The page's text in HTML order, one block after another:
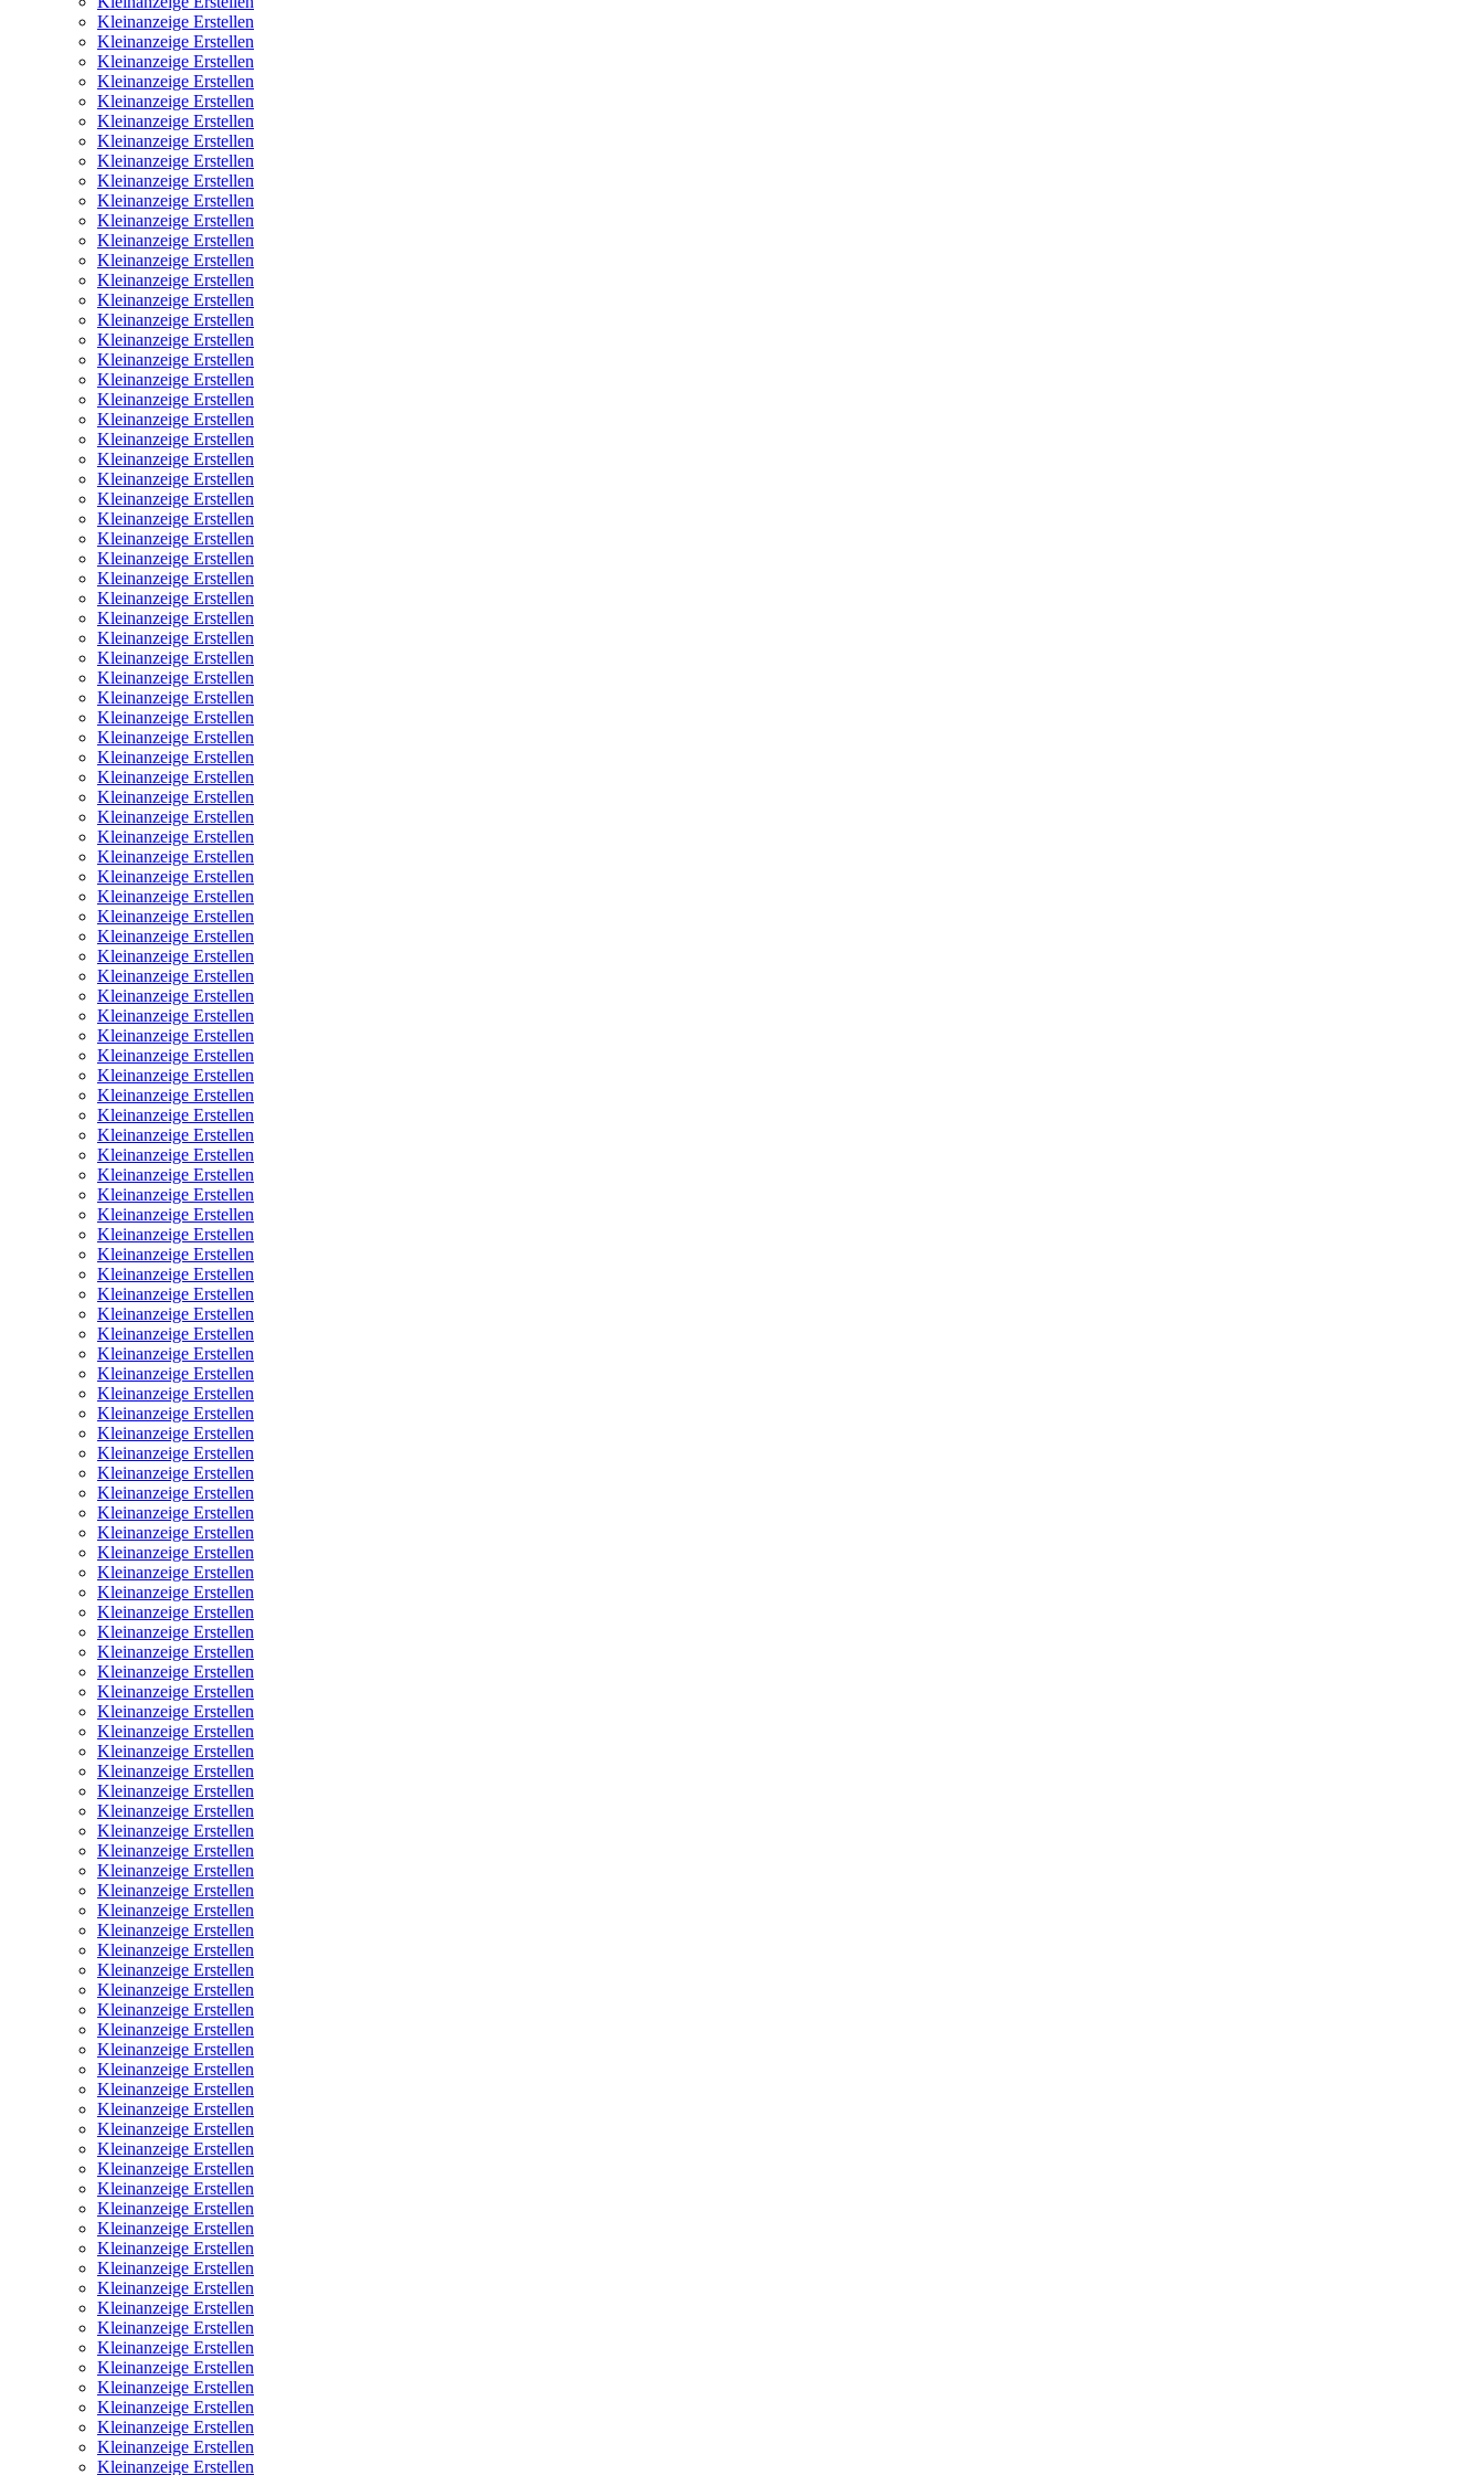
Kleinanzeige Erstellen
Kleinanzeige Erstellen
Kleinanzeige Erstellen
Kleinanzeige Erstellen
Kleinanzeige Erstellen
Kleinanzeige Erstellen
Kleinanzeige Erstellen
Kleinanzeige Erstellen
Kleinanzeige Erstellen
Kleinanzeige Erstellen
Kleinanzeige Erstellen
Kleinanzeige Erstellen
Kleinanzeige Erstellen
Kleinanzeige Erstellen
Kleinanzeige Erstellen
Kleinanzeige Erstellen
Kleinanzeige Erstellen
Kleinanzeige Erstellen
Kleinanzeige Erstellen
Kleinanzeige Erstellen
Kleinanzeige Erstellen
Kleinanzeige Erstellen
Kleinanzeige Erstellen
Kleinanzeige Erstellen
Kleinanzeige Erstellen
Kleinanzeige Erstellen
Kleinanzeige Erstellen
Kleinanzeige Erstellen
Kleinanzeige Erstellen
Kleinanzeige Erstellen
Kleinanzeige Erstellen
Kleinanzeige Erstellen
Kleinanzeige Erstellen
Kleinanzeige Erstellen
Kleinanzeige Erstellen
Kleinanzeige Erstellen
Kleinanzeige Erstellen
Kleinanzeige Erstellen
Kleinanzeige Erstellen
Kleinanzeige Erstellen
Kleinanzeige Erstellen
Kleinanzeige Erstellen
Kleinanzeige Erstellen
Kleinanzeige Erstellen
Kleinanzeige Erstellen
Kleinanzeige Erstellen
Kleinanzeige Erstellen
Kleinanzeige Erstellen
Kleinanzeige Erstellen
Kleinanzeige Erstellen
Kleinanzeige Erstellen
Kleinanzeige Erstellen
Kleinanzeige Erstellen
Kleinanzeige Erstellen
Kleinanzeige Erstellen
Kleinanzeige Erstellen
Kleinanzeige Erstellen
Kleinanzeige Erstellen
Kleinanzeige Erstellen
Kleinanzeige Erstellen
Kleinanzeige Erstellen
Kleinanzeige Erstellen
Kleinanzeige Erstellen
Kleinanzeige Erstellen
Kleinanzeige Erstellen
Kleinanzeige Erstellen
Kleinanzeige Erstellen
Kleinanzeige Erstellen
Kleinanzeige Erstellen
Kleinanzeige Erstellen
Kleinanzeige Erstellen
Kleinanzeige Erstellen
Kleinanzeige Erstellen
Kleinanzeige Erstellen
Kleinanzeige Erstellen
Kleinanzeige Erstellen
Kleinanzeige Erstellen
Kleinanzeige Erstellen
Kleinanzeige Erstellen
Kleinanzeige Erstellen
Kleinanzeige Erstellen
Kleinanzeige Erstellen
Kleinanzeige Erstellen
Kleinanzeige Erstellen
Kleinanzeige Erstellen
Kleinanzeige Erstellen
Kleinanzeige Erstellen
Kleinanzeige Erstellen
Kleinanzeige Erstellen
Kleinanzeige Erstellen
Kleinanzeige Erstellen
Kleinanzeige Erstellen
Kleinanzeige Erstellen
Kleinanzeige Erstellen
Kleinanzeige Erstellen
Kleinanzeige Erstellen
Kleinanzeige Erstellen
Kleinanzeige Erstellen
Kleinanzeige Erstellen
Kleinanzeige Erstellen
Kleinanzeige Erstellen
Kleinanzeige Erstellen
Kleinanzeige Erstellen
Kleinanzeige Erstellen
Kleinanzeige Erstellen
Kleinanzeige Erstellen
Kleinanzeige Erstellen
Kleinanzeige Erstellen
Kleinanzeige Erstellen
Kleinanzeige Erstellen
Kleinanzeige Erstellen
Kleinanzeige Erstellen
Kleinanzeige Erstellen
Kleinanzeige Erstellen
Kleinanzeige Erstellen
Kleinanzeige Erstellen
Kleinanzeige Erstellen
Kleinanzeige Erstellen
Kleinanzeige Erstellen
Kleinanzeige Erstellen
Kleinanzeige Erstellen
Kleinanzeige Erstellen
Kleinanzeige Erstellen
Kleinanzeige Erstellen